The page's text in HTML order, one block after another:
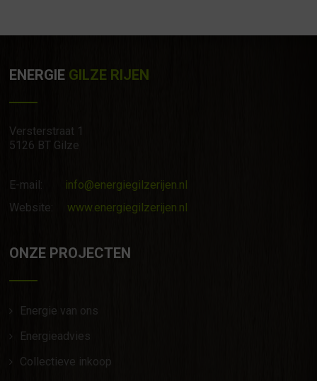
ENERGIE GILZE RIJEN
Versterstraat 1
5126 BT Gilze
E-mail:
info@energiegilzerijen.nl
Website:
www.energiegilzerijen.nl
ONZE PROJECTEN
Energie van ons
Energieadvies
Collectieve inkoop